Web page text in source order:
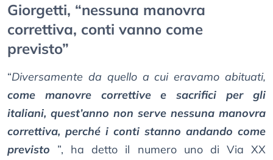
Giorgetti, “nessuna manovra
correttiva, conti vanno come
previsto”
“Diversamente da quello a cui eravamo abituati,
come manovre correttive e sacrifici per gli
italiani, quest’anno non serve nessuna manovra
correttiva, perché i conti stanno andando come
previsto
”, ha detto il numero uno di Via XX